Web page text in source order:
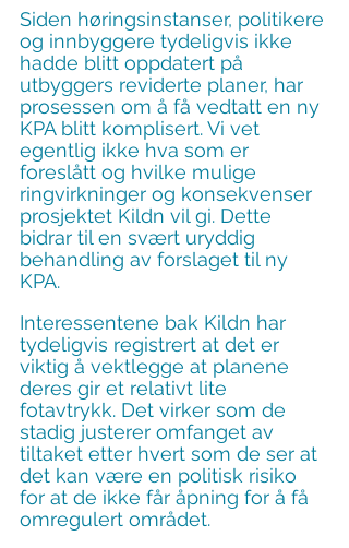
Siden høringsinstanser, politikere
og innbyggere tydeligvis ikke
hadde blitt oppdatert på
utbyggers reviderte planer, har
prosessen om å få vedtatt en ny
KPA blitt komplisert. Vi vet
egentlig ikke hva som er
foreslått og hvilke mulige
ringvirkninger og konsekvenser
prosjektet Kildn vil gi. Dette
bidrar til en svært uryddig
behandling av forslaget til ny
KPA.
Interessentene bak Kildn har
tydeligvis registrert at det er
viktig å vektlegge at planene
deres gir et relativt lite
fotavtrykk. Det virker som de
stadig justerer omfanget av
tiltaket etter hvert som de ser at
det kan være en politisk risiko
for at de ikke får åpning for å få
omregulert området.